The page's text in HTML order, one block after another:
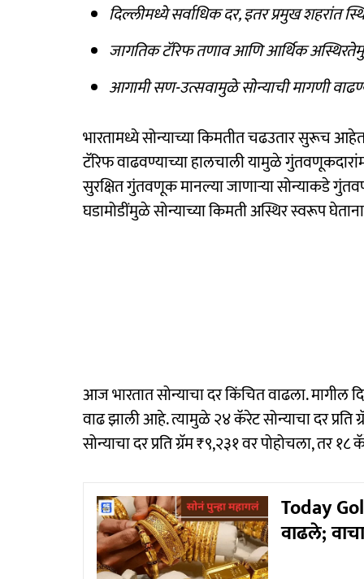
दिल्लीमध्ये सर्वाधिक दर, इतर प्रमुख शहरांत
जागतिक टॅरिफ तणाव आणि आर्थिक
आगामी सण-उत्सवामुळे सोन्याची मागणी
भारतामध्ये सोन्याच्या किमतीत चढउतार सुरूच
टॅरिफ वाढवण्याच्या हालचाली यामुळे
सुरक्षित गुंतवणूक मानल्या जाणाऱ्या सोन्याकडे
घडामोडींमुळे सोन्याच्या किमती अस्थिर स्वरूप
आज भारतात सोन्याचा दर किंचित वाढला. मागील
वाढ झाली आहे. त्यामुळे २४ कॅरेट सोन्याचा दर
सोन्याचा दर प्रति ग्रॅम ₹९,२३१ वर पोहोचला, तर
Today
वाढले;